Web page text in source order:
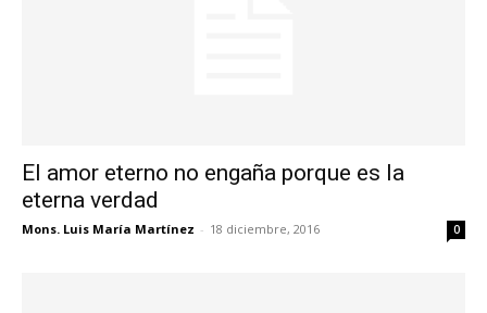
El amor eterno no engaña porque es la
eterna verdad
Mons. Luis María Martínez - 18 diciembre, 2016 0